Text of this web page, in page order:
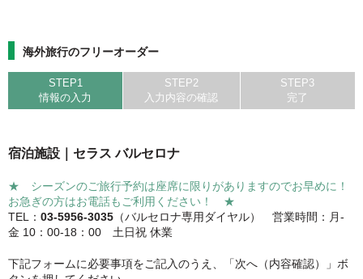
海外旅行のフリーオーダー
STEP1
情報の入力
STEP2
入力内容の確認
STEP3
完了
宿泊施設｜セラス バルセロナ
★ シーズンのご旅行予約は座席に限りがありますのでお早めに！
お急ぎの方はお電話もご利用ください！ ★
TEL： 03-5956-3035 （バルセロナ専用ダイヤル） 営業時間：月-
金 10：00-18：00 土日祝 休業
下記フォームに必要事項をご記入のうえ、「次へ（内容確認）」ボ